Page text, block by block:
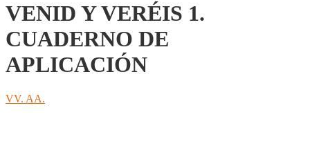
VENID Y VERÉIS 1.
CUADERNO DE
APLICACIÓN
VV. AA.